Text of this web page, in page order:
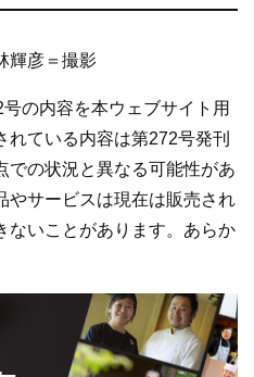
輝彦＝撮影
の内容を本ウェブサイト用
れている内容は第272号発刊
での状況と異なる可能性があ
やサービスは現在は販売され
ないことがあります。あらか